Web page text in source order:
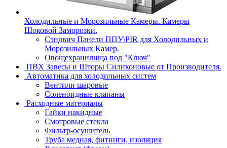
Холодильные и Морозильные Камеры. Камеры
Шоковой Заморозки.
Сэндвич Панели ППУ\PIR для Холодильных и
Морозильных Камер.
Овощехранилища под "Ключ"
ПВХ Завесы и Шторы Силиконовые от Производителя.
Автоматика для холодильных систем
Вентили шаровые
Соленоидные клапаны
Расходные материалы
Гайки накидные
Смотровые стекла
Фильтр-осушитель
Труба медная, фитинги, изоляция